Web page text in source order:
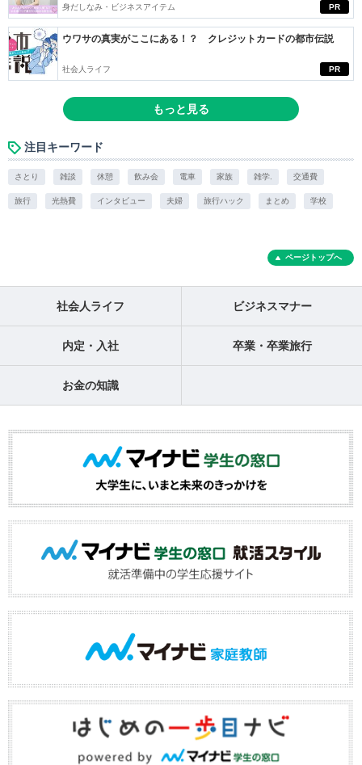
PR
身だしなみ・ビジネスアイテム
PR
ウワサの真実がここにある！？ クレジットカードの都市伝説
社会人ライフ
もっと見る
注目キーワード
さとり 雑談 休憩 飲み会 電車 家族 雑学. 交通費
旅行 光熱費 インタビュー 夫婦 旅行ハック まとめ 学校
ページトップへ
社会人ライフ ビジネスマナー
内定・入社 卒業・卒業旅行
お金の知識